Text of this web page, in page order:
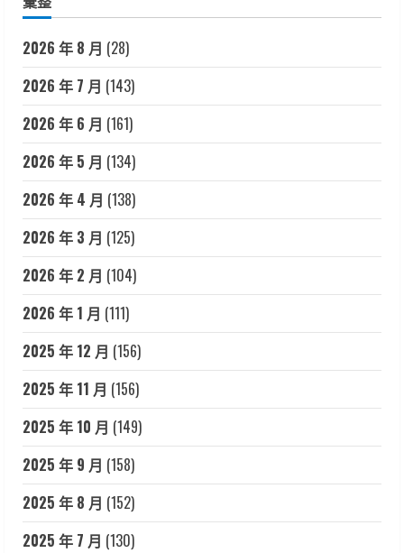
2026 年 8 月 (28)
2026 年 7 月 (143)
2026 年 6 月 (161)
2026 年 5 月 (134)
2026 年 4 月 (138)
2026 年 3 月 (125)
2026 年 2 月 (104)
2026 年 1 月 (111)
2025 年 12 月 (156)
2025 年 11 月 (156)
2025 年 10 月 (149)
2025 年 9 月 (158)
2025 年 8 月 (152)
2025 年 7 月 (130)